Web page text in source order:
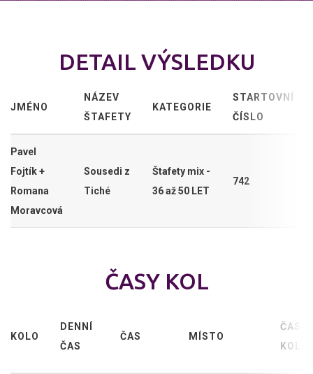
DETAIL VÝSLEDKU
JMÉNO
NÁZEV
ŠTAFETY
KATEGORIE
STARTOVNÍ
ČÍSLO
Pavel
Fojtík +
Romana
Moravcová
Sousedi z
Tiché
Štafety mix -
36 až 50 LET
742
ČASY KOL
KOLO
DENNÍ
ČAS
ČAS MÍSTO
ČAS
KOLA